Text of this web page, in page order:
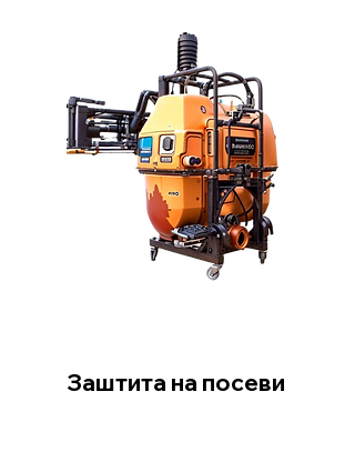
Заштита на посеви